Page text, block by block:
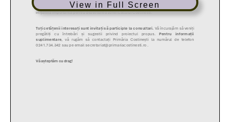
View in Full Screen